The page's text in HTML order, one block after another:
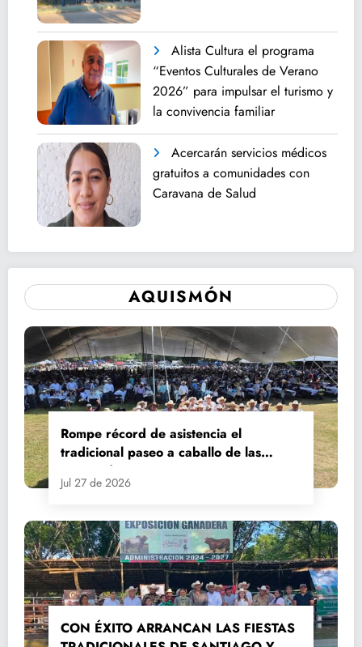
Alista Cultura el programa
“Eventos Culturales de Verano
2026” para impulsar el turismo y
la convivencia familiar
Acercarán servicios médicos
gratuitos a comunidades con
Caravana de Salud
AQUISMÓN
Rompe récord de asistencia el
tradicional paseo a caballo de las
Fiestas de Santiago y Santa Ana
Jul 27 de 2026
CON ÉXITO ARRANCAN LAS FIESTAS